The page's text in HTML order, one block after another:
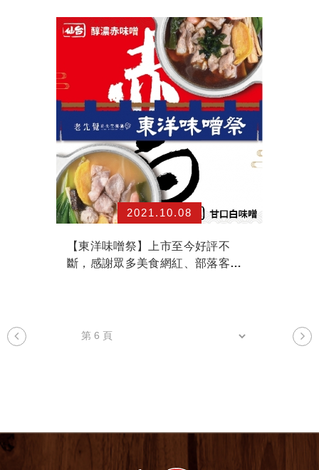
2021.10.08
【東洋味噌祭】上市至今好評不
斷，感謝眾多美食網紅、部落客熱